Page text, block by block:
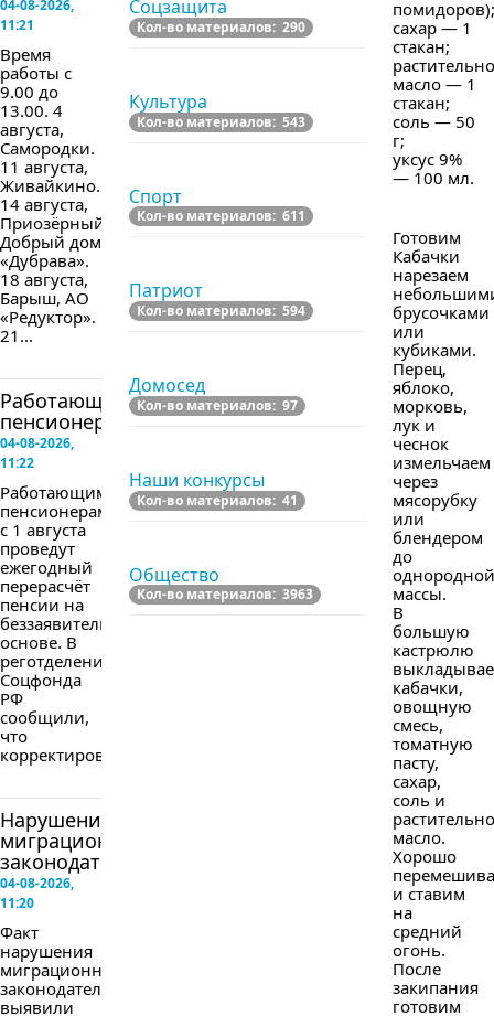
04-08-2026,
11:21
Время
работы с
9.00 до
13.00. 4
августа,
Самородки.
11 августа,
Живайкино.
14 августа,
Приозёрный,
Добрый дом
«Дубрава».
18 августа,
Барыш, АО
«Редуктор».
21...
Работающим
пенсионерам...
04-08-2026,
11:22
Работающим
пенсионерам
с 1 августа
проведут
ежегодный
перерасчёт
пенсии на
беззаявительной
основе. В
реготделении
Соцфонда
РФ
сообщили,
что
корректировка...
Нарушение
миграционного
законодательства
04-08-2026,
11:20
Факт
нарушения
миграционного
законодательства
выявили
Соцзащита
Кол-во материалов: 290
Культура
Кол-во материалов: 543
Спорт
Кол-во материалов: 611
Патриот
Кол-во материалов: 594
Домосед
Кол-во материалов: 97
Наши конкурсы
Кол-во материалов: 41
Общество
Кол-во материалов: 3963
помидоров);
сахар — 1
стакан;
масло — 1
стакан;
соль — 50
г;
уксус 9%
— 100 мл.
Готовим
Кабачки
нарезаем
брусочками
или
кубиками.
Перец,
яблоко,
морковь,
лук и
чеснок
измельчаем
через
мясорубку
или
блендером
до
однородной
массы.
В
большую
кастрюлю
кабачки,
овощную
смесь,
томатную
пасту,
сахар,
соль и
масло.
Хорошо
и ставим
на
средний
огонь.
После
закипания
готовим